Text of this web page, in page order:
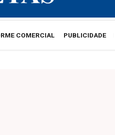
COMERCIAL PUBLICIDADE